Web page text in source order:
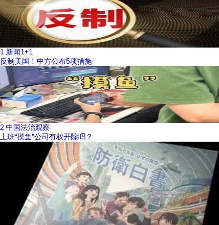
1 新闻1+1
反制美国！中方公布5项措施
2 中国法治观察
上班“摸鱼”公司有权开除吗？